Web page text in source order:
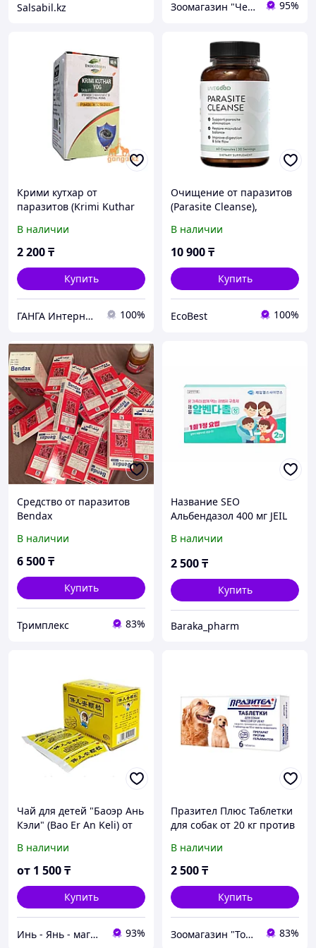
Salsabil.kz Зоомагазин "Чемпион" 95%
Крими кутхар от
паразитов (Krimi Kuthar
таб
В наличии
2 200₸
Купить
ГАНГА Интернет-магазин 100%
Очищение от паразитов
(Parasite Cleanse),
В наличии
10 900₸
Купить
EcoBest 100%
Средство от паразитов
Bendax
В наличии
6 500₸
Купить
Тримплекс 83%
Название SEO
Альбендазол 400 мг JEIL
глистов, 2 таблетки
В наличии
2 500₸
Купить
Baraka_pharm
Чай для детей "Баоэр Ань
Кэли" (Bao Er An Keli) от
пак
В наличии
от 1 500₸
Купить
Инь - Янь - магазин китайских лечебных препаратов 93%
Празител Плюс Таблетки
для собак от 20 кг против
В наличии
2 500₸
Купить
Зоомагазин "Толстый кот" 83%